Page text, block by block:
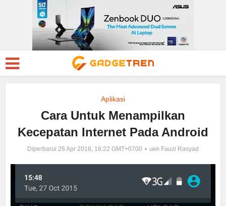
Aplikasi
Cara Untuk Menampilkan
Kecepatan Internet Pada Android
Diperbarui 26 Apr 2018, 16:22 GMT+0700 oleh Fauzi Rasyad